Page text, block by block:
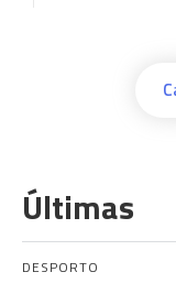
Últimas
DESPORTO